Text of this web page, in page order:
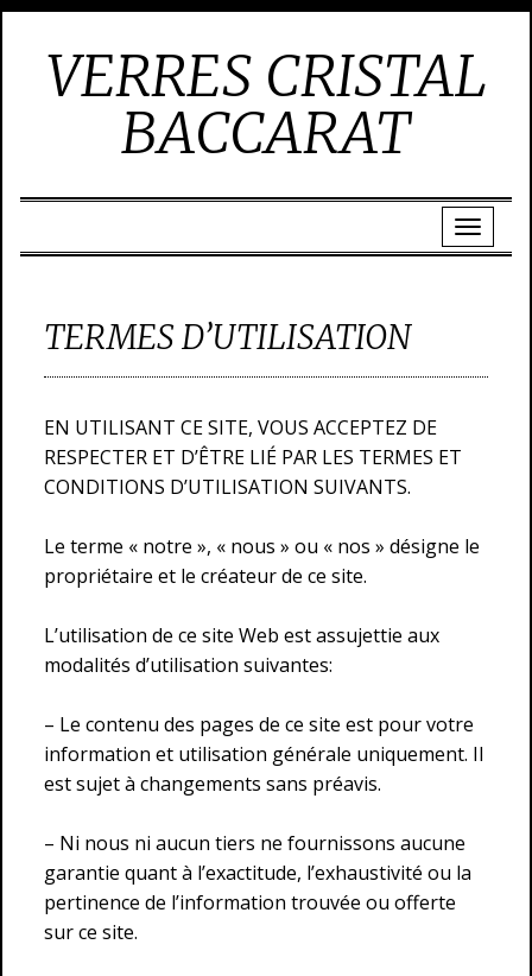
VERRES CRISTAL
BACCARAT
TERMES D’UTILISATION
EN UTILISANT CE SITE, VOUS ACCEPTEZ DE
RESPECTER ET D’ÊTRE LIÉ PAR LES TERMES ET
CONDITIONS D’UTILISATION SUIVANTS.
Le terme « notre », « nous » ou « nos » désigne le
propriétaire et le créateur de ce site.
L’utilisation de ce site Web est assujettie aux
modalités d’utilisation suivantes:
– Le contenu des pages de ce site est pour votre
information et utilisation générale uniquement. Il
est sujet à changements sans préavis.
– Ni nous ni aucun tiers ne fournissons aucune
garantie quant à l’exactitude, l’exhaustivité ou la
pertinence de l’information trouvée ou offerte
sur ce site.